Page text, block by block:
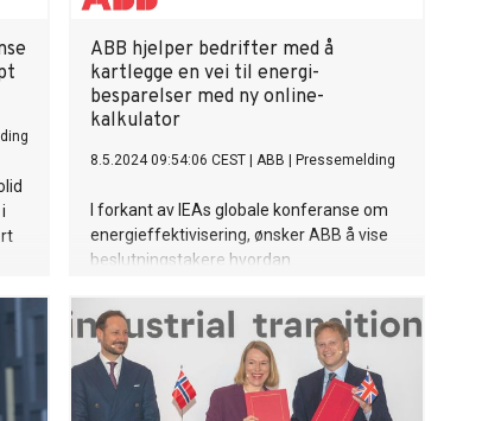
ABB hjelper bedrifter med å
kartlegge en vei til energi-
besparelser med ny online-
kalkulator
8.5.2024 09:54:06 CEST ABB Pressemelding
I forkant av IEAs globale konferanse om
energieffektivisering, ønsker ABB å vise
beslutningstakere hvordan
utslipp og øke produktiviteten ABBs
online kalkulator hjelper bedrifter med å
estimere besparelsen ved å forbedre
energieffektiviteten til
lavspenningsmotorer i pumpe- og